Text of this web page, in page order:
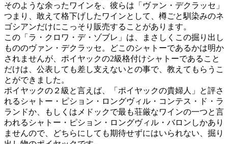
そのような余ったワインを、彼らは「ヴァン・デクラッセ」
つまり、敢えて格下げしたワインとして、樽ごと馴染みのネ
ゴシアンだけにこっそり販売することがあります。
この「ラ・クロワ・デ・ゾブレ」は、まさしくこの掘り出し
もののヴァン・デクラッセ。どこのシャトーであるかは明か
されませんが、ポイヤックの2級格付けシャトーであること
だけは、公表しても差し支えないとの事で、教えてもらうこ
とができました。
ポイヤックの２級と言えば、「ポイヤックの貴婦人」と評さ
れるシャトー・ピション・ロングヴィル・コンテス・ド・ラ
ランドか、もしくはメドックで最も荘厳なワインの一つと言
われるシャトー・ピション・ロングヴィル・バロンしかあり
ませんので、どちらにしても期待せずにはいられない、掘り